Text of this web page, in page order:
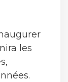
les